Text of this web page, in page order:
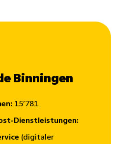
Binningen
15ʼ781
Dienstleistungen:
(digitaler